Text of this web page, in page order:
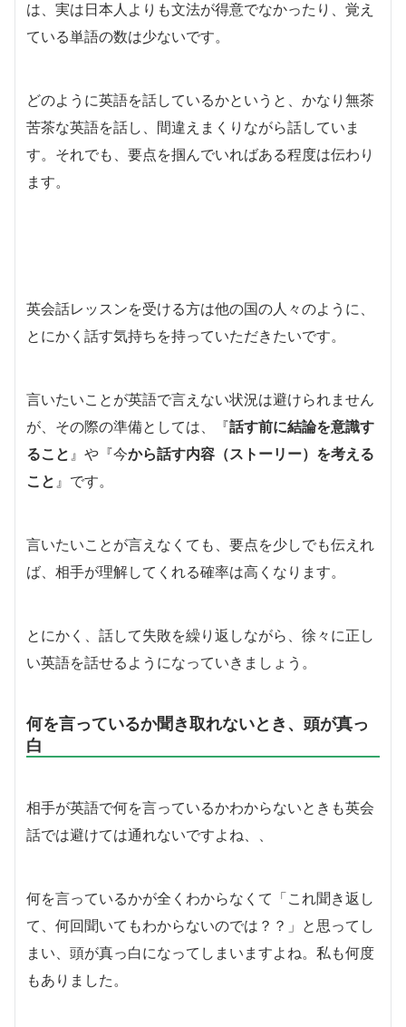
は、実は日本人よりも文法が得意でなかったり、覚え
ている単語の数は少ないです。
どのように英語を話しているかというと、かなり無茶
苦茶な英語を話し、間違えまくりながら話していま
す。それでも、要点を掴んでいればある程度は伝わり
ます。
英会話レッスンを受ける方は他の国の人々のように、
とにかく話す気持ちを持っていただきたいです。
言いたいことが英語で言えない状況は避けられません
が、その際の準備としては、『話す前に結論を意識す
ること 』や『今から話す内容（ストーリー）を考える
こと 』です。
言いたいことが言えなくても、要点を少しでも伝えれ
ば、相手が理解してくれる確率は高くなります。
とにかく、話して失敗を繰り返しながら、徐々に正し
い英語を話せるようになっていきましょう。
何を言っているか聞き取れないとき、頭が真っ
白
相手が英語で何を言っているかわからないときも英会
話では避けては通れないですよね、、
何を言っているかが全くわからなくて「これ聞き返し
て、何回聞いてもわからないのでは？？」と思ってし
まい、頭が真っ白になってしまいますよね。私も何度
もありました。